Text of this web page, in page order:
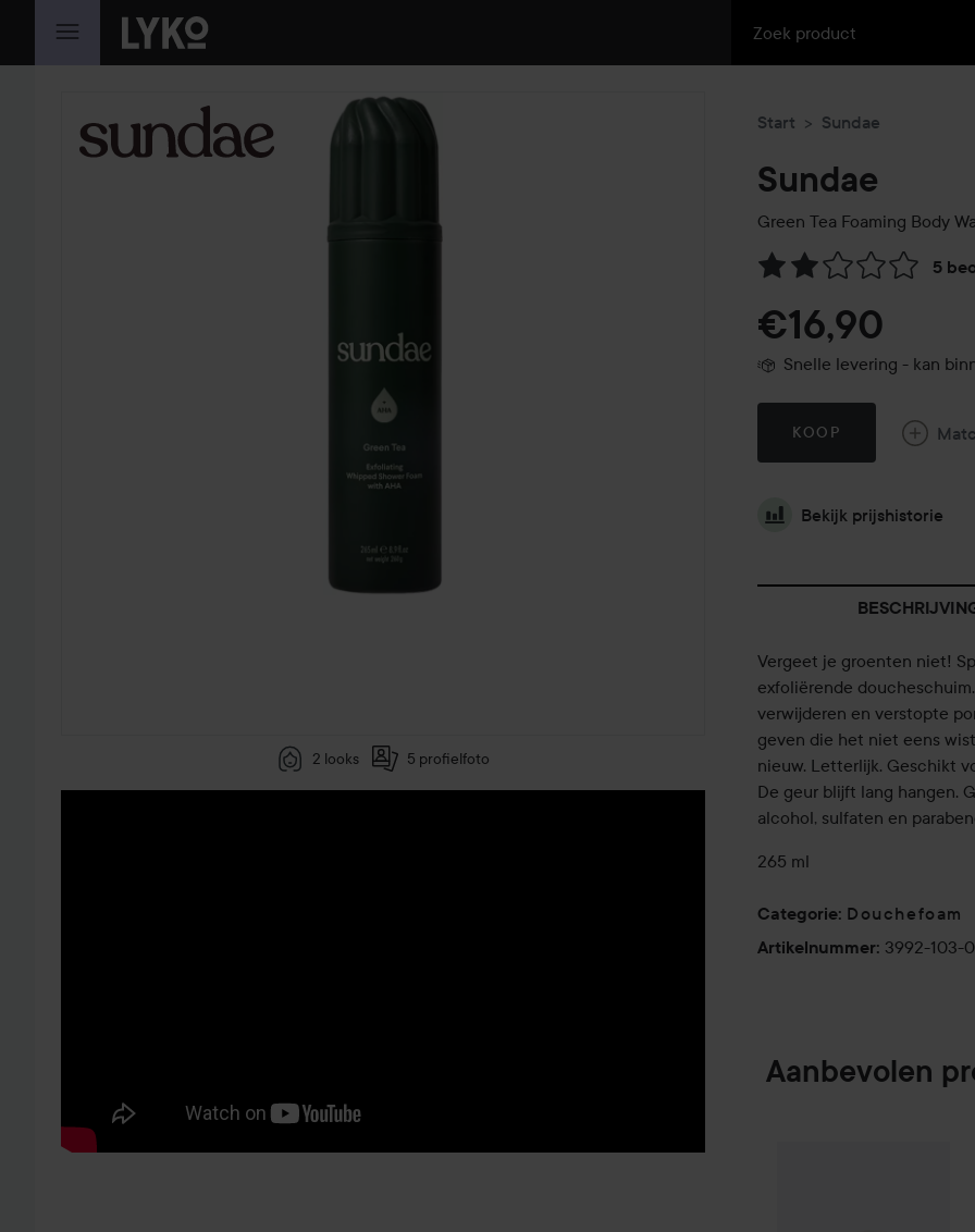
GA NAAR INHOUD
2 looks 5 profielfoto
Start Sundae
Sundae
Green Tea Foaming Body
5
Ga naar Reviews & reacties
€16,90
Snelle levering - kan
KOOP
Bekijk prijshistorie
Vergeet je groenten niet!
exfoliërende
verwijderen en verstopte
geven die het niet eens
nieuw. Letterlijk. Geschikt
De geur blijft lang hangen.
alcohol, sulfaten en
265 ml
Categorie: Douchefoam
Artikelnummer: 3992-103-
Aanbevolen